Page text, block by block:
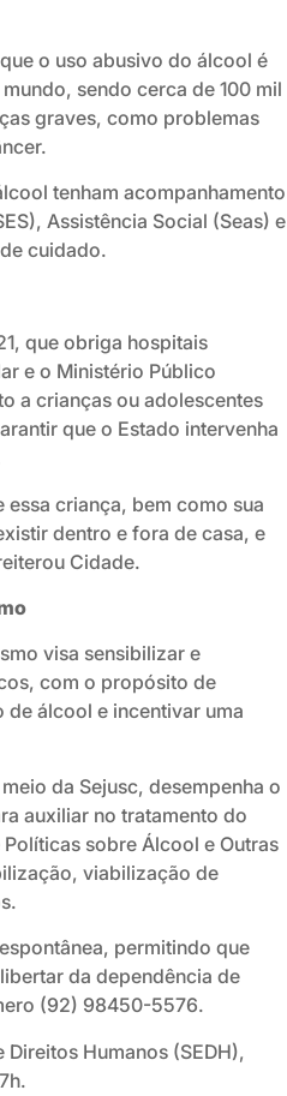
o uso abusivo do álcool é
sendo cerca de 100 mil
graves, como problemas
tenham acompanhamento
Assistência Social (Seas) e
cuidado.
que obriga hospitais
e o Ministério Público
a crianças ou adolescentes
que o Estado intervenha
criança, bem como sua
dentro e fora de casa, e
Cidade.
visa sensibilizar e
com o propósito de
álcool e incentivar uma
da Sejusc, desempenha o
auxiliar no tratamento do
sobre Álcool e Outras
viabilização de
permitindo que
da dependência de
(92) 98450-5576.
Humanos (SEDH),